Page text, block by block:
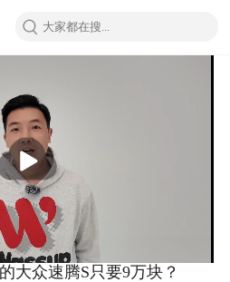
播
放
大众速腾S只要9万块？